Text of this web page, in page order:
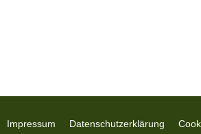
Impressum Datenschutzerklärung